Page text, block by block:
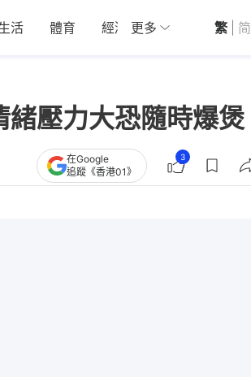
活 體育 經濟 01深圳 觀點
更多 繁 简
壓力大恐隨時爆煲
在Google
追蹤《香港01》
3